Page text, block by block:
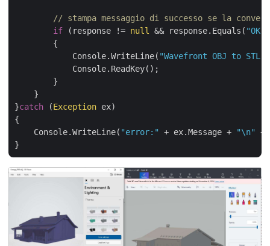
// stampa messaggio di successo se la
if (response != null && response.Equals( "OK"
        {
            Console.WriteLine(
"Wavefront OBJ to
            Console.ReadKey();
        }
    }
}catch (Exception ex)
{
    Console.WriteLine(
"error:" + ex.Message + "\n"
+